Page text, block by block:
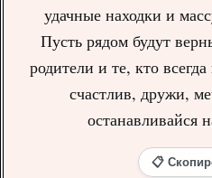
удачные находки и
Пусть рядом будут
родители и те, кто
счастлив, дружи,
останавливайся
📋